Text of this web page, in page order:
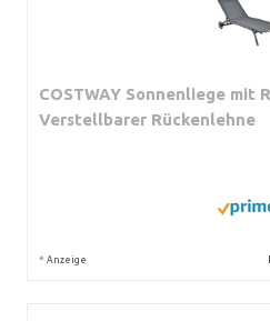
COSTWAY Sonnenliege mit
Verstellbarer Rückenlehne
* Anzeige